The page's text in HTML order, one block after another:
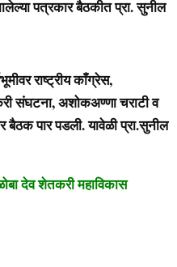
पत्रकार बैठकीत प्रा. सुनील
राष्ट्रीय काँग्रेस,
संघटना, अशोकअण्णा चराटी व
पार पडली. यावेळी प्रा.सुनील
देव शेतकरी महाविकास